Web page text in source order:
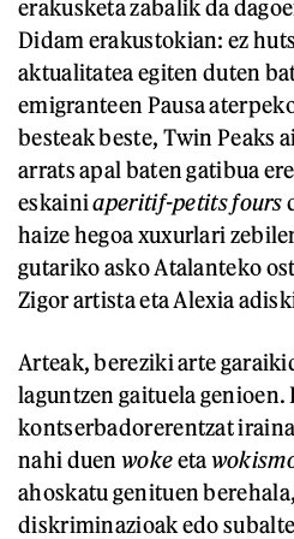
erakusketa zabalik da
Didam erakustokian: ez
aktualitatea egiten duten
emigranteen Pausa
besteak beste, Twin Peaks
arrats apal baten gatibua
eskainiaperitif-petits fours
haize hegoa xuxurlari
gutariko asko Atalanteko
Zigor artista eta Alexia
Arteak, bereziki arte
laguntzen gaituela genioen.
kontserbadorerentzat
nahi duenwokeeta
ahoskatu genituen
diskriminazioak edo